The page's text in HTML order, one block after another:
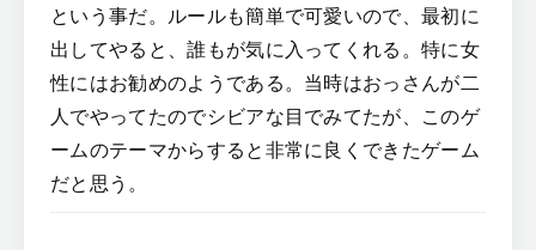
という事だ。ルールも簡単で可愛いので、最初に
出してやると、誰もが気に入ってくれる。特に女
性にはお勧めのようである。当時はおっさんが二
人でやってたのでシビアな目でみてたが、このゲ
ームのテーマからすると非常に良くできたゲーム
だと思う。